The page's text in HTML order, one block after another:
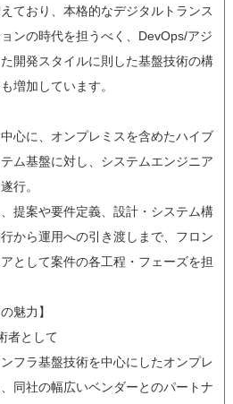
ており、本格的なデジタルトランス
ンの時代を担うべく、DevOps/アジ
開発スタイルに則した基盤技術の構
増加しています。
中心に、オンプレミスを含めたハイブ
ム基盤に対し、システムエンジニア
行。
、提案や要件定義、設計・システム構
から運用への引き渡しまで、フロン
として案件の各工程・フェーズを担
魅力】
者として
フラ基盤技術を中心にしたオンプレ
同社の幅広いベンダーとのパートナ